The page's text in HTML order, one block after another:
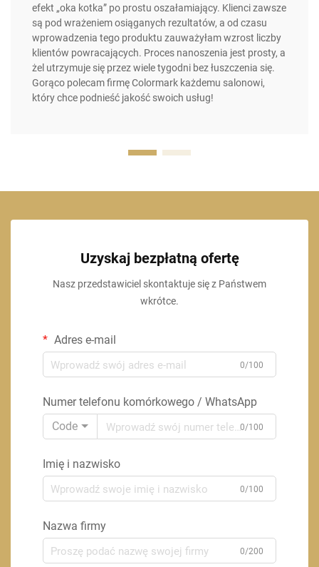
efekt „oka kotka” po prostu oszałamiający. Klienci zawsze
są pod wrażeniem osiąganych rezultatów, a od czasu
wprowadzenia tego produktu zauważyłam wzrost liczby
klientów powracających. Proces nanoszenia jest prosty, a
żel utrzymuje się przez wiele tygodni bez łuszczenia się.
Gorąco polecam firmę Colormark każdemu salonowi,
który chce podnieść jakość swoich usług!
Uzyskaj bezpłatną ofertę
Nasz przedstawiciel skontaktuje się z Państwem
wkrótce.
Adres e-mail
0/100
Numer telefonu komórkowego / WhatsApp
Code
0/100
Imię i nazwisko
0/100
Nazwa firmy
0/200